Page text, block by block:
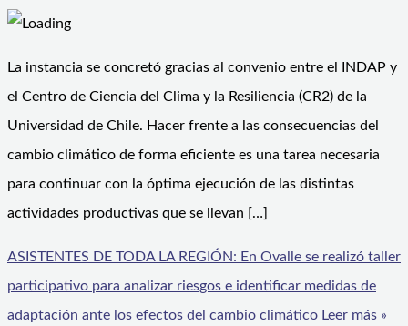
La instancia se concretó gracias al convenio entre el INDAP y
el Centro de Ciencia del Clima y la Resiliencia (CR2) de la
Universidad de Chile. Hacer frente a las consecuencias del
cambio climático de forma eficiente es una tarea necesaria
para continuar con la óptima ejecución de las distintas
actividades productivas que se llevan […]
ASISTENTES DE TODA LA REGIÓN: En Ovalle se realizó taller
participativo para analizar riesgos e identificar medidas de
adaptación ante los efectos del cambio climático Leer más »